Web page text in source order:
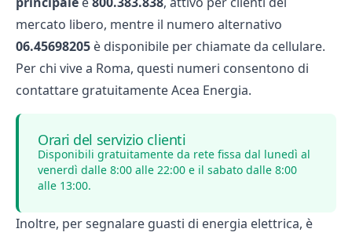
mercato libero, mentre il numero alternativo
06.45698205 è disponibile per chiamate da cellulare.
Per chi vive a Roma, questi numeri consentono di
contattare gratuitamente Acea Energia.
Orari del servizio clienti
Disponibili gratuitamente da rete fissa dal lunedì al
venerdì dalle 8:00 alle 22:00 e il sabato dalle 8:00
alle 13:00.
Inoltre, per segnalare guasti di energia elettrica, è